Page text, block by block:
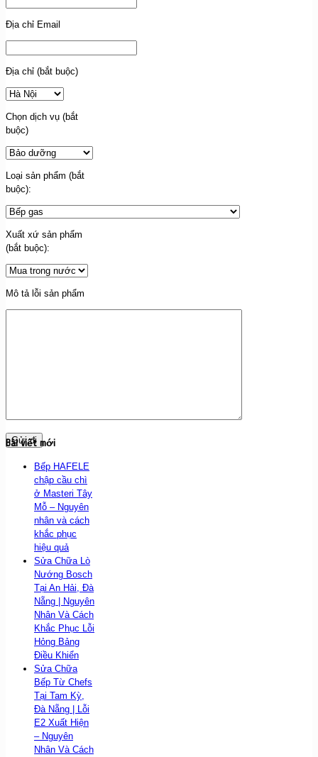
Địa chỉ Email
Địa chỉ (bắt buộc)
Chọn dịch vụ (bắt
buộc)
Loại sản phẩm (bắt
buộc):
Xuất xứ sản phẩm
(bắt buộc):
Mô tả lỗi sản phẩm
Bài viết mới
Bếp HAFELE
chập cầu chì
ở Masteri Tây
Mỗ – Nguyên
nhân và cách
khắc phục
hiệu quả
Sửa Chữa Lò
Nướng Bosch
Tại An Hải, Đà
Nẵng | Nguyên
Nhân Và Cách
Khắc Phục Lỗi
Hỏng Bảng
Điều Khiển
Sửa Chữa
Bếp Từ Chefs
Tại Tam Kỳ,
Đà Nẵng | Lỗi
E2 Xuất Hiện
– Nguyên
Nhân Và Cách